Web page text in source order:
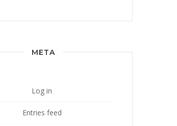
META
Log in
Entries feed